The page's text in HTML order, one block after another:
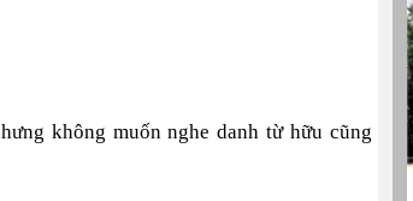
không muốn nghe danh từ hữu cũng